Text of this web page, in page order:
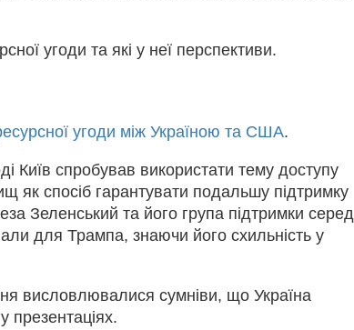
угоди та які у неї перспективи.
угоди між Україною та США.
Київ спробував використати тему доступу
як спосіб гарантувати подальшу підтримку
Зеленський та його група підтримки серед
для Трампа, знаючи його схильність у
висловлювалися сумніви, що Україна
презентаціях.